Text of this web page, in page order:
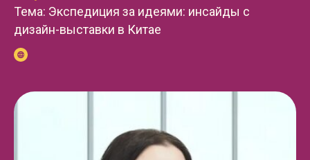
Тема: Экспедиция за идеями: инсайды с
дизайн-выставки в Китае